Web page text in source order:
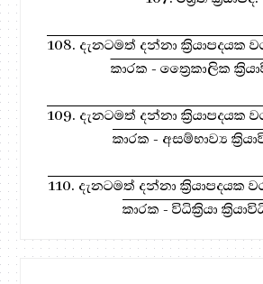
108. දැනටමත් දන්නා ක්‍රියාපදයක
කාරක - ත්‍රෛකාලික
109. දැනටමත් දන්නා ක්‍රියාපදයක
කාරක - අසම්භාව්‍ය
110. දැනටමත් දන්නා ක්‍රියාපදයක
කාරක - විධික්‍රියා